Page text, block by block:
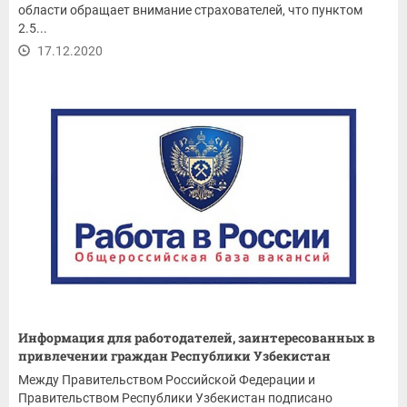
области обращает внимание страхователей, что пунктом
2.5...
17.12.2020
Информация для работодателей, заинтересованных в
привлечении граждан Республики Узбекистан
Между Правительством Российской Федерации и
Правительством Республики Узбекистан подписано